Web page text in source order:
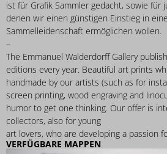
ist für Grafik Sammler gedacht, sowie für
denen wir einen günstigen Einstieg in
Sammelleidenschaft ermöglichen wollen.
–
The Emmanuel Walderdorff Gallery
editions every year. Beautiful art prints
handmade by our artists (such as for
screen printing, wood engraving and
humor to get one thinking. Our offer is
collectors, also for young
art lovers, who are developing a passion
VERFÜGBARE MAPPEN